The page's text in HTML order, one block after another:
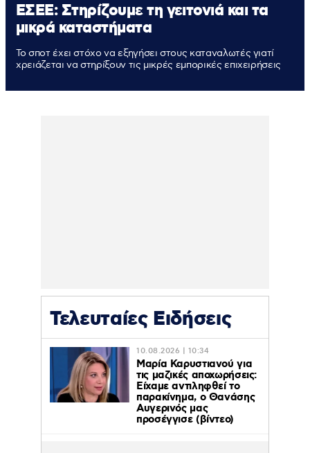
ΕΣΕΕ: Στηρίζουμε τη γειτονιά και τα
μικρά καταστήματα
Το σποτ έχει στόχο να εξηγήσει στους καταναλωτές γιατί
χρειάζεται να στηρίξουν τις μικρές εμπορικές επιχειρήσεις
Τελευταίες Ειδήσεις
10.08.2026 | 10:34
Μαρία Καρυστιανού για
τις μαζικές αποχωρήσεις:
Είχαμε αντιληφθεί το
παρακίνημα, ο Θανάσης
Αυγερινός μας
προσέγγισε (βίντεο)